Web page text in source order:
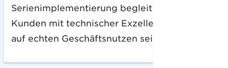
Serienimplementierung begleiten wir unsere
Kunden mit technischer Exzellenz und Fokus
auf echten Geschäftsnutzen seit 2013.